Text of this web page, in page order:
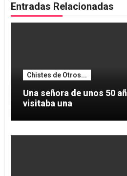
Entradas Relacionadas
Chistes de Otros...
Una señora de unos 50
visitaba una